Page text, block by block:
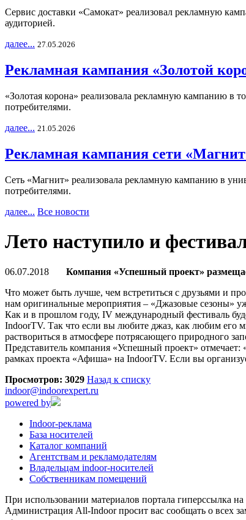
Сервис доставки «Самокат» реализовал рекламную
аудиторией.
далее... 27.05.2026
Рекламная кампания «Золотой
«Золотая корона» реализовала рекламную кампанию в
потребителями.
далее... 21.05.2026
Рекламная кампания сети
Сеть «Магнит» реализовала рекламную кампанию в
потребителями.
далее... Все новости
Лето наступило и
06.07.2018
Компания «Успешный проект»
Что может быть лучше, чем встретиться с друзьями и
нам оригинальные мероприятия – «Джазовые сезоны»
Как и в прошлом году, IV международный фестиваль
IndoorTV. Так что если вы любите джаз, как любим его
раствориться в атмосфере потрясающего природного
Представитель компания «Успешный проект»
рамках проекта «Афиша» на IndoorTV. Если вы
Просмотров: 3029 Назад к списку
indoor@indoorexpert.ru
powered by
Indoor-реклама
База носителей
Каталог компаний
Агентствам и рекламодателям
Владельцам indoor-носителей
Собственникам помещений
При использовании материалов портала гиперссылка на
Администрация All-Indoor просит вас сообщать о всех